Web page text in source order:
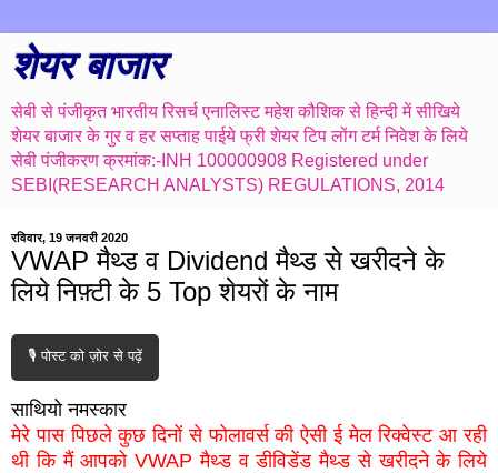
शेयर बाजार
सेबी से पंजीकृत भारतीय रिसर्च एनालिस्ट महेश कौशिक से हिन्दी में सीखिये
शेयर बाजार के गुर व हर सप्ताह पाईये फ्री शेयर टिप लोंग टर्म निवेश के लिये
सेबी पंजीकरण क्रमांक:-INH 100000908 Registered under
SEBI(RESEARCH ANALYSTS) REGULATIONS, 2014
रविवार, 19 जनवरी 2020
VWAP मैथ्ड व Dividend मैथ्ड से खरीदने के
लिये निफ़्टी के 5 Top शेयरों के नाम
🎙️ पोस्ट को ज़ोर से पढ़ें
साथियो नमस्कार
मेरे पास पिछले कुछ दिनों से फोलावर्स की ऐसी ई मेल रिक्वेस्ट आ रही
थी कि मैं आपको VWAP मैथ्ड व डीविडेंड मैथ्ड से खरीदने के लिये